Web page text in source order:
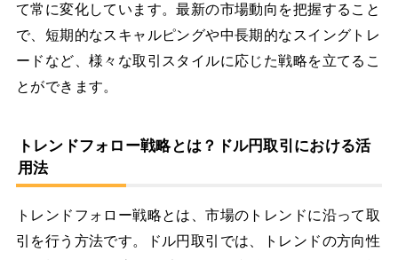
て常に変化しています。最新の市場動向を把握すること
で、短期的なスキャルピングや中長期的なスイングトレ
ードなど、様々な取引スタイルに応じた戦略を立てるこ
とができます。
トレンドフォロー戦略とは？ドル円取引における活
用法
トレンドフォロー戦略とは、市場のトレンドに沿って取
引を行う方法です。ドル円取引では、トレンドの方向性